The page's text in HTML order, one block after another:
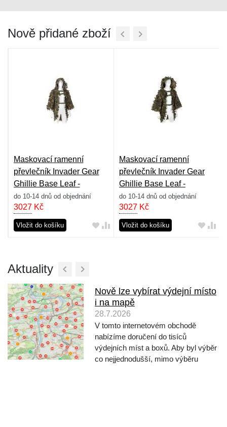
Nově přidané zboží
Maskovací ramenní
převlečník Invader Gear
Ghillie Base Leaf -
woodland
do 10-14 dnů od objednání
3027Kč
Vložit do košíku
Maskovací ramenní
převlečník Invader Gear
Ghillie Base Leaf -
flecktarn
do 10-14 dnů od objednání
3027 Kč
Vložit do košíku
Aktuality
Nově lze vybírat výdejní místo
i na mapě
28.7.2026
V tomto internetovém obchodě
nabízíme doručení do tisíců
výdejních míst a boxů. Aby byl výběr
co nejjednodušší, mimo výběru